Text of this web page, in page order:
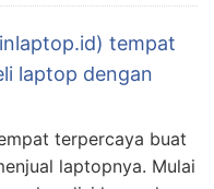
tempat
laptop dengan
terpercaya buat
laptopnya. Mulai